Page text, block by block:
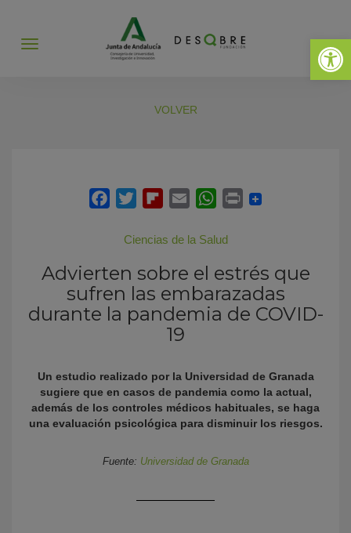
Abrir
Abrir
VOLVER
Ciencias de la Salud
Advierten sobre el estrés que
sufren las embarazadas
durante la pandemia de COVID-
19
Un estudio realizado por la Universidad de Granada
sugiere que en casos de pandemia como la actual,
además de los controles médicos habituales, se haga
una evaluación psicológica para disminuir los riesgos.
Fuente: Universidad de Granada